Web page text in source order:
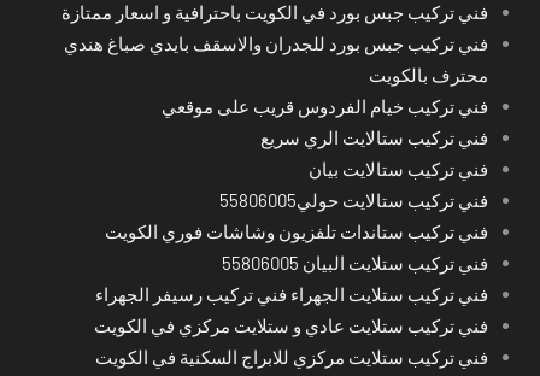
فني تركيب جبس بورد في الكويت باحترافية و اسعار ممتازة
فني تركيب جبس بورد للجدران والاسقف بايدي صباغ هندي
محترف بالكويت
فني تركيب خيام الفردوس قريب على موقعي
فني تركيب ستالايت الري سريع
فني تركيب ستالايت بيان
فني تركيب ستالايت حولي55806005
فني تركيب ستاندات تلفزيون وشاشات فوري الكويت
فني تركيب ستلايت البيان 55806005
فني تركيب ستلايت الجهراء فني تركيب رسيفر الجهراء
فني تركيب ستلايت عادي و ستلايت مركزي في الكويت
فني تركيب ستلايت مركزي للابراج السكنية في الكويت